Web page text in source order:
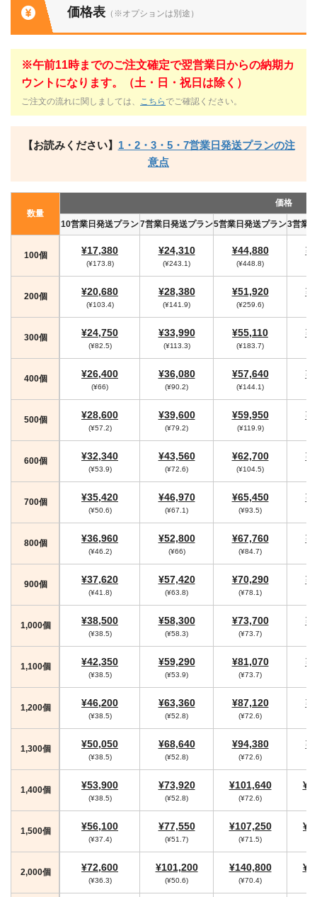
価格表 （※オプションは別途）
※午前11時までのご注文確定で翌営業日からの納期カ
ウントになります。（土・日・祝日は除く）
ご注文の流れに関しましては、 こちら でご確認ください。
【お読みください】 1・2・3・5・7営業日発送プランの注
意点
数量
価格
10営業日発送プラン7営業日発送プラン5営業日発送プラン3営業
100個 ¥17,380
(¥173.8)
¥24,310
(¥243.1)
¥44,880
(¥448.8)
200個 ¥20,680
(¥103.4)
¥28,380
(¥141.9)
¥51,920
(¥259.6)
300個 ¥24,750
(¥82.5)
¥33,990
(¥113.3)
¥55,110
(¥183.7)
400個 ¥26,400
(¥66)
¥36,080
(¥90.2)
¥57,640
(¥144.1)
500個 ¥28,600
(¥57.2)
¥39,600
(¥79.2)
¥59,950
(¥119.9)
600個 ¥32,340
(¥53.9)
¥43,560
(¥72.6)
¥62,700
(¥104.5)
700個 ¥35,420
(¥50.6)
¥46,970
(¥67.1)
¥65,450
(¥93.5)
800個 ¥36,960
(¥46.2)
¥52,800
(¥66)
¥67,760
(¥84.7)
900個 ¥37,620
(¥41.8)
¥57,420
(¥63.8)
¥70,290
(¥78.1)
1,000個 ¥38,500
(¥38.5)
¥58,300
(¥58.3)
¥73,700
(¥73.7)
1,100個 ¥42,350
(¥38.5)
¥59,290
(¥53.9)
¥81,070
(¥73.7)
1,200個 ¥46,200
(¥38.5)
¥63,360
(¥52.8)
¥87,120
(¥72.6)
1,300個 ¥50,050
(¥38.5)
¥68,640
(¥52.8)
¥94,380
(¥72.6)
1,400個 ¥53,900
(¥38.5)
¥73,920
(¥52.8)
¥101,640
(¥72.6)
1,500個 ¥56,100
(¥37.4)
¥77,550
(¥51.7)
¥107,250
(¥71.5)
2,000個 ¥72,600
(¥36.3)
¥101,200
(¥50.6)
¥140,800
(¥70.4)